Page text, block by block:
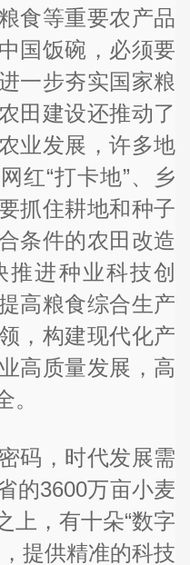
食等重要农产品
国饭碗，必须要
一步夯实国家粮
田建设还推动了
业发展，许多地
红“打卡地”、乡
抓住耕地和种子
条件的农田改造
进种业科技创
高粮食综合生产
，构建现代化产
高质量发展，高
码，时代发展需
的3600万亩小麦
上，有十朵“数字
提供精准的科技